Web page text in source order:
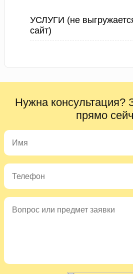
УСЛУГИ (не
сайт)
Нужна консультация?
прямо